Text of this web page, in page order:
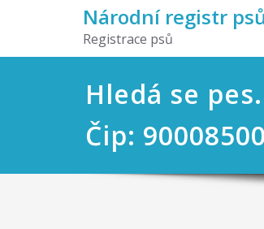
Národní registr
Registrace psů
Hledá se pes.
Čip: